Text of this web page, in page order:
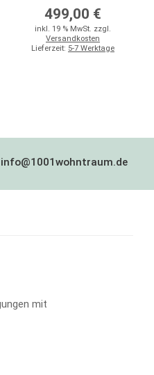
499,00 €
inkl. 19 % MwSt. zzgl.
Versandkosten
Lieferzeit: 5-7 Werktage
info@1001wohntraum.de
mit